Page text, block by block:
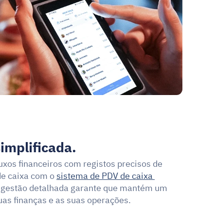
financeiros com registos precisos de
caixa com o sistema de PDV de caixa
detalhada garante que mantém um
finanças e as suas operações.